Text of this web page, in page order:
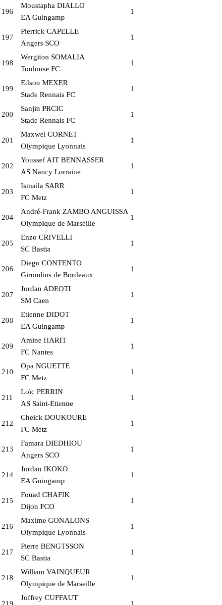
196
Moustapha DIALLO
EA Guingamp
1
197
Pierrick CAPELLE
Angers SCO
1
198
Wergiton SOMALIA
Toulouse FC
1
199
Edson MEXER
Stade Rennais FC
1
200
Sanjin PRCIC
Stade Rennais FC
1
201
Maxwel CORNET
Olympique Lyonnais
1
202
Youssef AIT BENNASSER
AS Nancy Lorraine
1
203
Ismaila SARR
FC Metz
1
204
André-Frank ZAMBO ANGUISSA
Olympique de Marseille
1
205
Enzo CRIVELLI
SC Bastia
1
206
Diego CONTENTO
Girondins de Bordeaux
1
207
Jordan ADEOTI
SM Caen
1
208
Etienne DIDOT
EA Guingamp
1
209
Amine HARIT
FC Nantes
1
210
Opa NGUETTE
FC Metz
1
211
Loïc PERRIN
AS Saint-Etienne
1
212
Cheick DOUKOURE
FC Metz
1
213
Famara DIEDHIOU
Angers SCO
1
214
Jordan IKOKO
EA Guingamp
1
215
Fouad CHAFIK
Dijon FCO
1
216
Maxime GONALONS
Olympique Lyonnais
1
217
Pierre BENGTSSON
SC Bastia
1
218
William VAINQUEUR
Olympique de Marseille
1
219
Joffrey CUFFAUT
1